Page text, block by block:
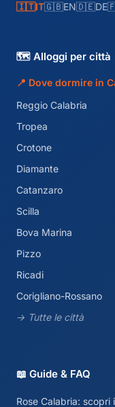
🇮🇹IT🇬🇧EN🇩🇪DE
🗺️ Alloggi per città
📍 Dove dormire in
Reggio Calabria
Tropea
Crotone
Diamante
Catanzaro
Scilla
Bova Marina
Pizzo
Ricadi
Corigliano-Rossano
→ Tutte le città
📖 Guide & FAQ
Rose Calabria: